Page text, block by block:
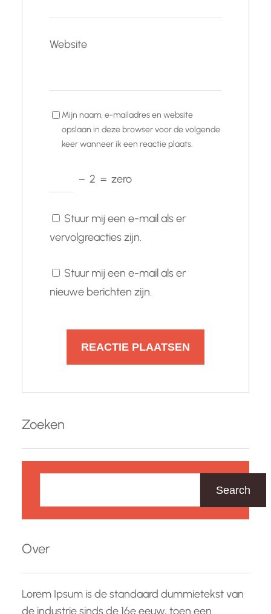
Website
Mijn naam, e-mailadres en website
opslaan in deze browser voor de volgende
keer wanneer ik een reactie plaats.
− 2 = zero
Stuur mij een e-mail als er
vervolgreacties zijn.
Stuur mij een e-mail als er
nieuwe berichten zijn.
Zoeken
k
n
Search
Over
Lorem Ipsum is de standaard dummietekst van
de industrie sinds de 16e eeuw, toen een